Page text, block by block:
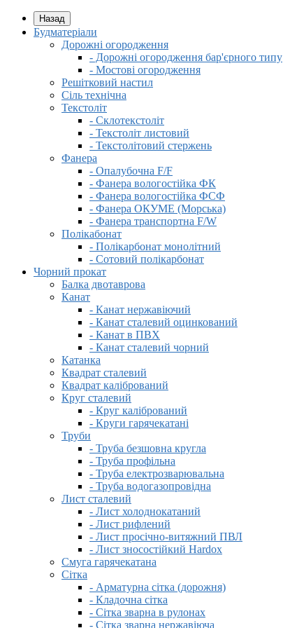
Назад
Будматеріали
Дорожні огородження
- Дорожні огородження бар'єрного типу
- Мостові огородження
Решітковий настил
Сіль технічна
Текстоліт
- Склотекстоліт
- Текстоліт листовий
- Текстолітовий стержень
Фанера
- Опалубочна F/F
- Фанера вологостійка ФК
- Фанера вологостійка ФСФ
- Фанера ОКУМЕ (Морська)
- Фанера транспортна F/W
Полікабонат
- Полікарбонат монолітний
- Сотовий полікарбонат
Чорний прокат
Балка двотаврова
Канат
- Канат нержавіючий
- Канат сталевий оцинкований
- Канат в ПВХ
- Канат сталевий чорний
Катанка
Квадрат сталевий
Квадрат калібрований
Круг сталевий
- Круг калібрований
- Круги гарячекатані
Труби
- Труба безшовна кругла
- Труба профільна
- Труба електрозварювальна
- Труба водогазопровідна
Лист сталевий
- Лист холоднокатаний
- Лист рифлений
- Лист просічно-витяжний ПВЛ
- Лист зносостійкий Hardox
Смуга гарячекатана
Сітка
- Арматурна сітка (дорожня)
- Кладочна сітка
- Сітка зварна в рулонах
- Сітка зварна нержавіюча